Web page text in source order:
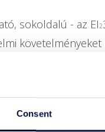
Consent
sokoldalú - az EI2
követelményeket